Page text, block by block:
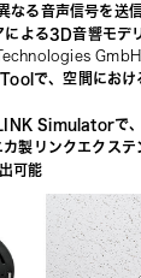
なる音声信号を送
よる3D音響モデ
GmbH
、空間におけ
Simulatorで、
製リンクエクステ
可能